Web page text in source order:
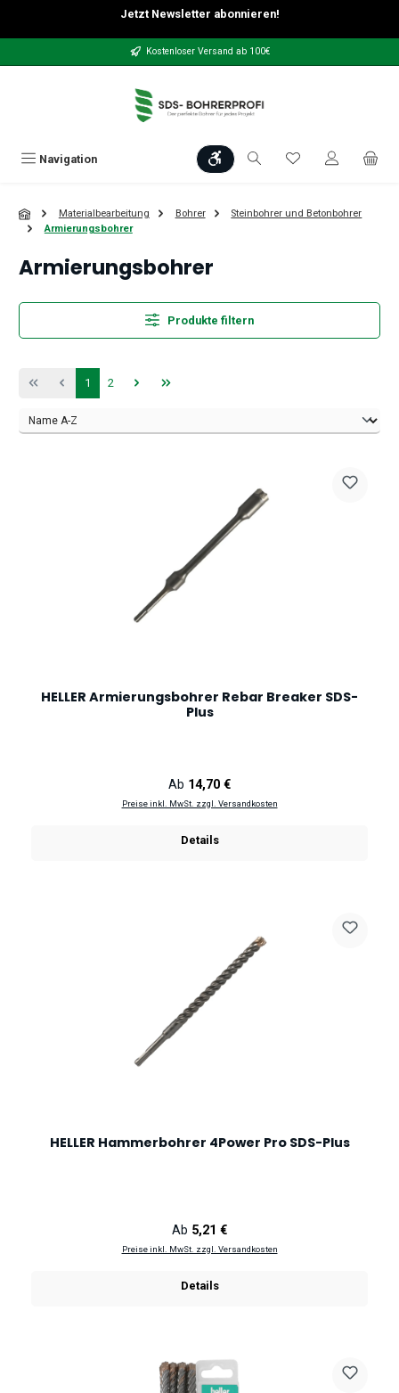
Zum Hauptinhalt springenJetzt Newsletter abonnieren!
Kostenloser Versand ab 100€
Navigation Werkzeugleiste anzeigen
Du hast 0
Materialbearbeitung Bohrer
Steinbohrer und Betonbohrer
Armierungsbohrer
Armierungsbohrer
Produkte filtern
Seite
1 Seite
2
HELLER Armierungsbohrer Rebar Breaker SDS-
Plus
Regulärer Preis:
Ab 14,70 €
Preise inkl. MwSt. zzgl. Versandkosten
Details
HELLER Hammerbohrer 4Power Pro SDS-Plus
Regulärer Preis:
Ab 5,21 €
Preise inkl. MwSt. zzgl. Versandkosten
Details